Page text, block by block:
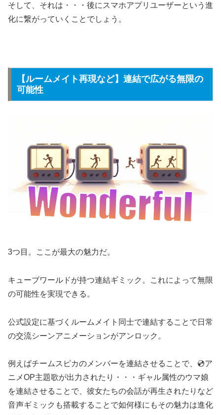
そして、それは・・・後にスマホアプリユーザーという進
化に繋がっていくことでしょう。
【ルームメイト再現など】連結で広がる無限の
可能性
3つ目。ここが最大の魅力だ。
キューブワールドが持つ連結ギミック。これによって無限
の可能性を実現できる。
公式設定に基づくルームメイト同士で連結することで日常
の交流シーンアニメーションがアンロック。
例えばチームスピカのメンバーを連結させることで、💿ア
ニメOP主題歌が出力されたり・・・ギャル属性のウマ娘
を連結させることで、彼女たちの会話が再生されたりなど
音声ギミックも搭載することで如何様にもその魅力は進化